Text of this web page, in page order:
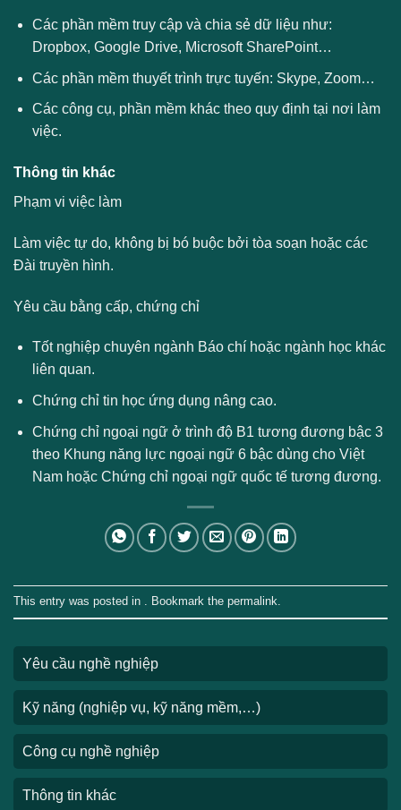
Yêu cầu nghề nghiệp
Kỹ năng (nghiệp vụ, kỹ năng mềm,…)
Công cụ nghề nghiệp
Thông tin khác
Các phần mềm truy cập và chia sẻ dữ liệu như:
Dropbox, Google Drive, Microsoft SharePoint…
Các phần mềm thuyết trình trực tuyến: Skype, Zoom…
Các công cụ, phần mềm khác theo quy định tại nơi làm
việc.
Thông tin khác
Phạm vi việc làm
Làm việc tự do, không bị bó buộc bởi tòa soạn hoặc các
Đài truyền hình.
Yêu cầu bằng cấp, chứng chỉ
Tốt nghiệp chuyên ngành Báo chí hoặc ngành học khác
liên quan.
Chứng chỉ tin học ứng dụng nâng cao.
Chứng chỉ ngoại ngữ ở trình độ B1 tương đương bậc 3
theo Khung năng lực ngoại ngữ 6 bậc dùng cho Việt
Nam hoặc Chứng chỉ ngoại ngữ quốc tế tương đương.
This entry was posted in . Bookmark the permalink